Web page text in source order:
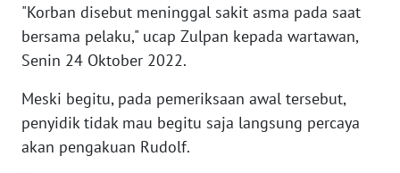
"Korban disebut meninggal sakit asma pada saat
bersama pelaku," ucap Zulpan kepada wartawan,
Senin 24 Oktober 2022.
Meski begitu, pada pemeriksaan awal tersebut,
penyidik tidak mau begitu saja langsung percaya
akan pengakuan Rudolf.
DISCLAIMER